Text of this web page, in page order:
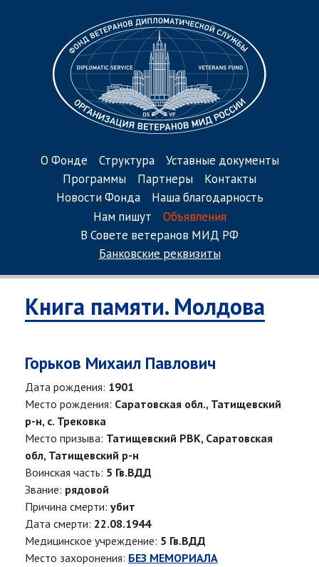
О Фонде Структура
Уставные документы
Программы
Партнеры
Контакты
Новости Фонда
Наша благодарность
Нам пишут
Объявления
В Совете ветеранов МИД РФ
Банковские реквизиты
Книга памяти. Молдова
Горьков Михаил Павлович
Дата рождения: 1901
Место рождения: Саратовская обл., Татищевский
р-н, с. Трековка
Место призыва: Татищевский РВК, Саратовская
обл, Татищевский р-н
Воинская часть: 5 Гв.ВДД
Звание: рядовой
Причина смерти: убит
Дата смерти: 22.08.1944
Медицинское учреждение: 5 Гв.ВДД
Место захоронения: БЕЗ МЕМОРИАЛА